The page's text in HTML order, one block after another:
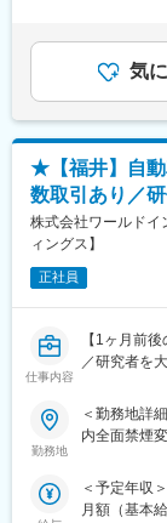
に参画して
東証プライ
業務以外の
業界未経験
度を整備し
段階的に知
ています。
【働き方】
・形式的に
ザーとの直
変更の範囲
Excel
Power Point
また、自動
また、生産
力、ＰＪの
す。
◆当社のキャ
（1）初期研
（2）配属
（3）入社3
修を受講。
ベテラン技
します。
月分■固定
考を通じて
気
★【福井】自
数取引あり／
株式会社ワールドイ
ィングス】
正社員
仕事内容
【1ヶ月前
／研究者を
■業務内容：
製品で使用
まとめる業務
■キャリアプ
※当社、ワー
勤務地
＜勤務地詳
内全面禁煙
＜予定年収
月額（基本